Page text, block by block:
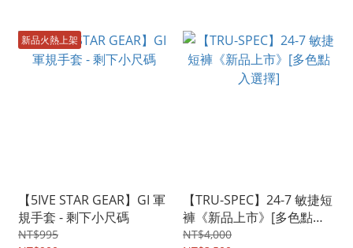
新品火熱上架
【5IVE STAR GEAR】GI 軍
規手套 - 剩下小尺碼
NT$995
【TRU-SPEC】24-7 敏捷短
褲《新品上市》[多色點入
選擇]
NT$4,000